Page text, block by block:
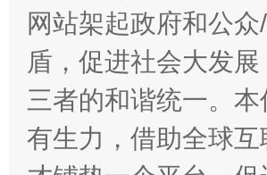
网站架起政府和公
盾，促进社会大发
三者的和谐统一。
有生力，借助全球